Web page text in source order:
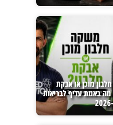
מוכן או אבקת
מה באמת עדיף לבריאות